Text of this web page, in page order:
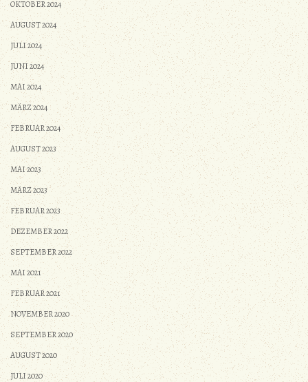
OKTOBER 2024
AUGUST 2024
JULI 2024
JUNI 2024
MAI 2024
MÄRZ 2024
FEBRUAR 2024
AUGUST 2023
MAI 2023
MÄRZ 2023
FEBRUAR 2023
DEZEMBER 2022
SEPTEMBER 2022
MAI 2021
FEBRUAR 2021
NOVEMBER 2020
SEPTEMBER 2020
AUGUST 2020
JULI 2020